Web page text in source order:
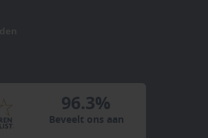
96.3%
Beveelt ons aan